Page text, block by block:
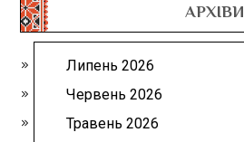
АРХІВИ
Липень 2026
Червень 2026
Травень 2026